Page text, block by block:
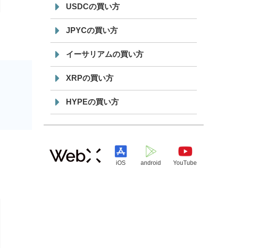
USDCの買い方
JPYCの買い方
イーサリアムの買い方
XRPの買い方
HYPEの買い方
iOS android YouTube